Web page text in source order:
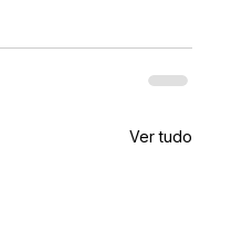
Ver tudo